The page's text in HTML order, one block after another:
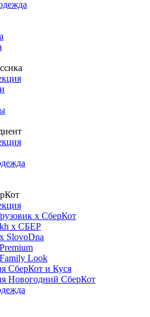
х СберКот
x СБЕР
SlovoDna
Look
СберКот и Куся
Новогодний СберКот